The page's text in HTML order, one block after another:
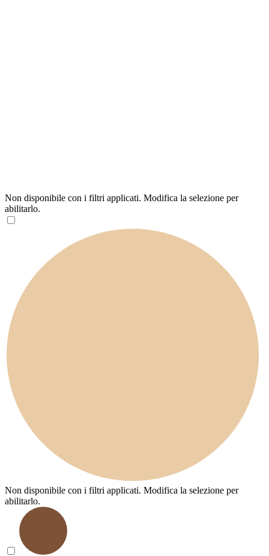
Non disponibile con i filtri applicati. Modifica la selezione per
abilitarlo.
Non disponibile con i filtri applicati. Modifica la selezione per
abilitarlo.